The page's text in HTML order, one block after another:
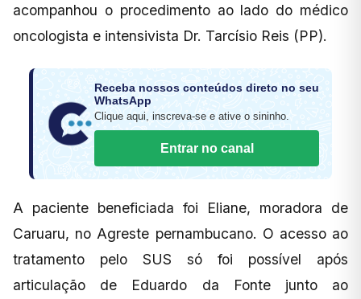
acompanhou o procedimento ao lado do médico
oncologista e intensivista Dr. Tarcísio Reis (PP).
Receba nossos conteúdos direto no seu
WhatsApp
Clique aqui, inscreva-se e ative o sininho.
Entrar no canal
A paciente beneficiada foi Eliane, moradora de
Caruaru, no Agreste pernambucano. O acesso ao
tratamento pelo SUS só foi possível após
articulação de Eduardo da Fonte junto ao